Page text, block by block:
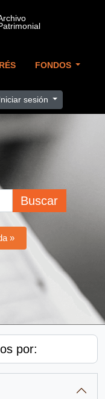
FONDOS
sesión
Buscar
»
por: